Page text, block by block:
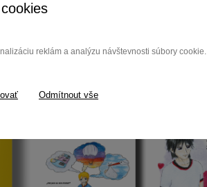
reklám a analýzu návštevnosti súbory cookie.
Odmítnout vše